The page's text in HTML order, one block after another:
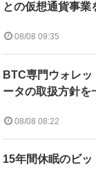
との仮想通貨事業
08/08 09:35
BTC専門ウォレ
ータの取扱方針を
08/08 08:22
15年間休眠のビ